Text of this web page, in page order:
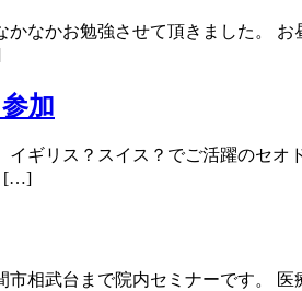
なかお勉強させて頂きました。
加
ギリス？スイス？でご活躍のセ
[…]
相武台まで院内セミナーです。